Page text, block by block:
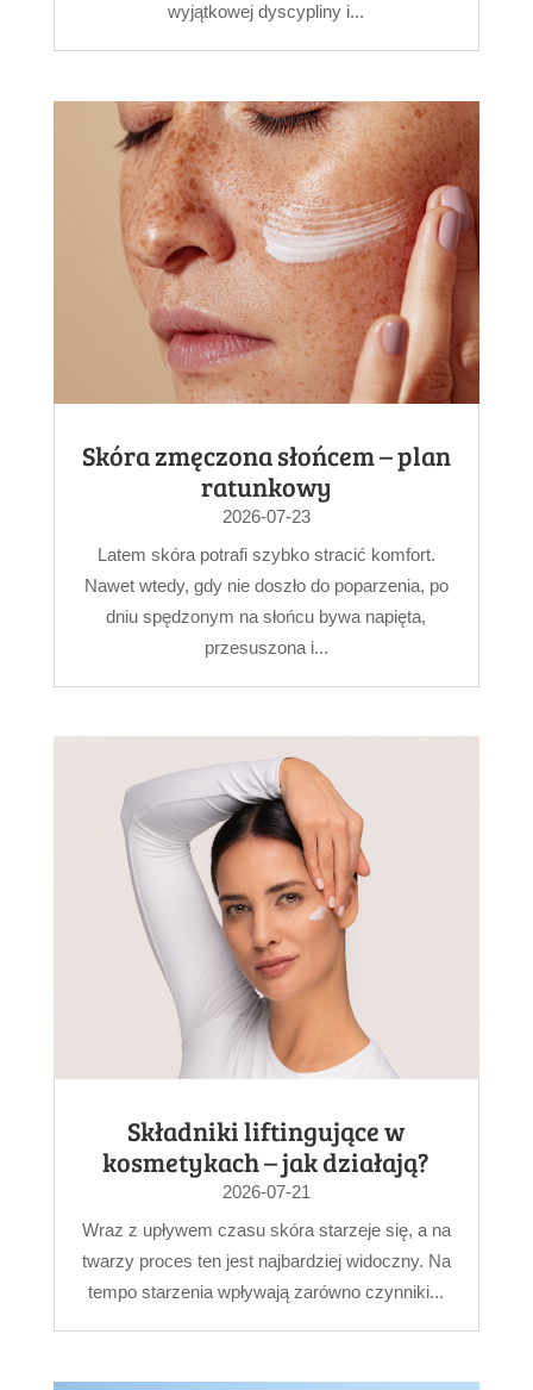
wyjątkowej dyscypliny i...
Skóra zmęczona słońcem – plan
ratunkowy
2026-07-23
Latem skóra potrafi szybko stracić komfort.
Nawet wtedy, gdy nie doszło do poparzenia, po
dniu spędzonym na słońcu bywa napięta,
przesuszona i...
Składniki liftingujące w
kosmetykach – jak działają?
2026-07-21
Wraz z upływem czasu skóra starzeje się, a na
twarzy proces ten jest najbardziej widoczny. Na
tempo starzenia wpływają zarówno czynniki...